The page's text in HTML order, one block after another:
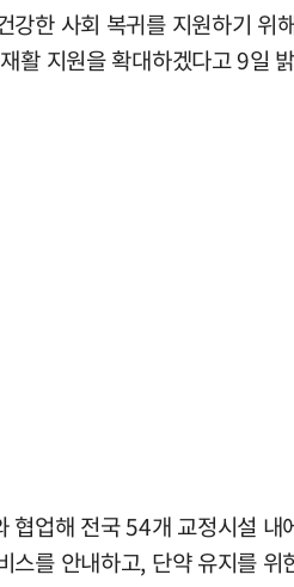
강한 사회 복귀를 지원하기
활 지원을 확대하겠다고 9일
협업해 전국 54개 교정시설
스를 안내하고, 단약 유지를